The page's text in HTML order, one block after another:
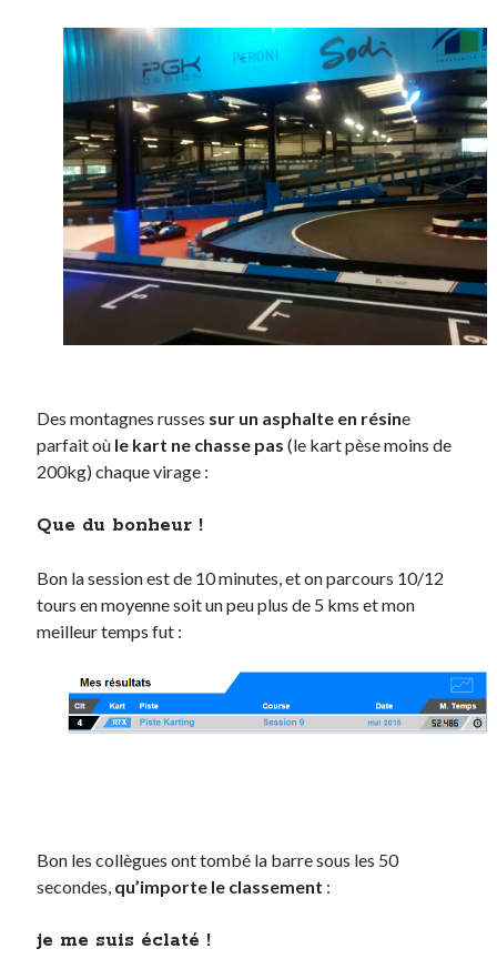
Des montagnes russes sur un asphalte en résine
parfait où le kart ne chasse pas (le kart pèse moins de
200kg) chaque virage :
Que du bonheur !
Bon la session est de 10 minutes, et on parcours 10/12
tours en moyenne soit un peu plus de 5 kms et mon
meilleur temps fut :
Bon les collègues ont tombé la barre sous les 50
secondes, qu’importe le classement :
je me suis éclaté !